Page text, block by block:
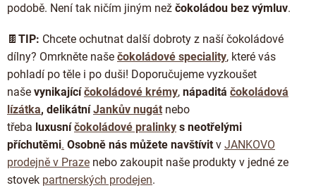
podobě. Není tak ničím jiným než čokoládou bez výmluv.
🍫 TIP: Chcete ochutnat další dobroty z naší čokoládové
dílny? Omrkněte naše čokoládové speciality, které vás
pohladí po těle i po duši! Doporučujeme vyzkoušet
naše vynikajícíčokoládové krémy, nápaditá čokoládová
lízátka, delikátníJankův nugát nebo
třeba luxusní čokoládové pralinky s neotřelými
příchutěmi. Osobně nás můžete navštívit v JANKOVO
prodejně v Praze nebo zakoupit naše produkty v jedné ze
stovek partnerských prodejen.